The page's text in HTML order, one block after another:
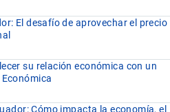
El desafío de aprovechar el precio
su relación económica con un
Cómo impacta la economía, el